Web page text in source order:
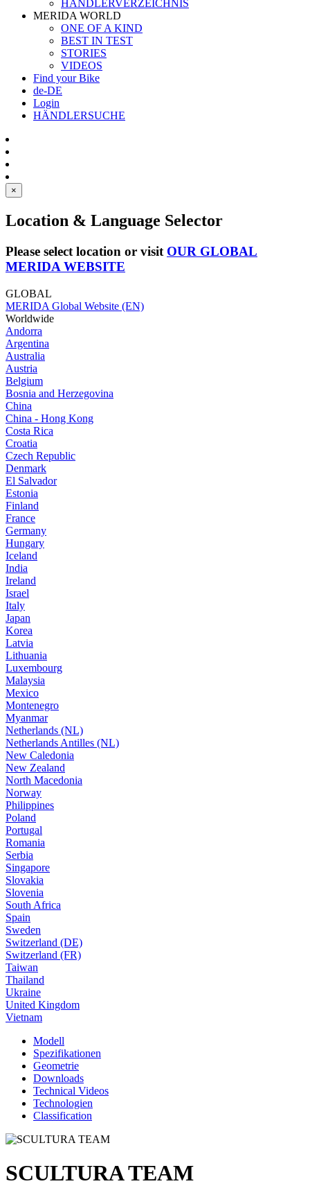
HÄNDLERVERZEICHNIS
MERIDA WORLD
ONE OF A KIND
BEST IN TEST
STORIES
VIDEOS
Find your Bike
de-DE
Login
HÄNDLERSUCHE
×
Location & Language Selector
Please select location or visit OUR GLOBAL
MERIDA WEBSITE
GLOBAL
MERIDA Global Website (EN)
Worldwide
Andorra
Argentina
Australia
Austria
Belgium
Bosnia and Herzegovina
China
China - Hong Kong
Costa Rica
Croatia
Czech Republic
Denmark
El Salvador
Estonia
Finland
France
Germany
Hungary
Iceland
India
Ireland
Israel
Italy
Japan
Korea
Latvia
Lithuania
Luxembourg
Malaysia
Mexico
Montenegro
Myanmar
Netherlands (NL)
Netherlands Antilles (NL)
New Caledonia
New Zealand
North Macedonia
Norway
Philippines
Poland
Portugal
Romania
Serbia
Singapore
Slovakia
Slovenia
South Africa
Spain
Sweden
Switzerland (DE)
Switzerland (FR)
Taiwan
Thailand
Ukraine
United Kingdom
Vietnam
Modell
Spezifikationen
Geometrie
Downloads
Technical Videos
Technologien
Classification
SCULTURA TEAM